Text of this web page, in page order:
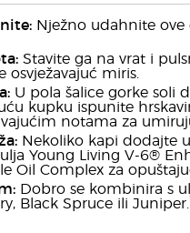
Nježno udahnite ove
Stavite ga na vrat i
osvježavajuć miris.
U pola šalice gorke soli
kupku ispunite
notama za
Nekoliko kapi dodajte
Young Living V-6®
Oil Complex za
Dobro se kombinira s
Black Spruce ili Juniper.